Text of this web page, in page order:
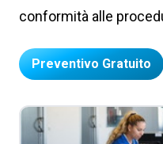
conformità alle
Preventivo Gratuito